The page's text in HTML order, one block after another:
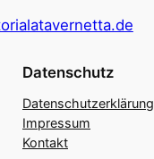
Datenschutz
Daten­schutz­erklärung
Impressum
Kontakt